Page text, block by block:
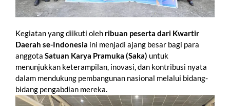
Kegiatan yang diikuti oleh ribuan peserta dari Kwartir
Daerah se-Indonesia ini menjadi ajang besar bagi para
anggota Satuan Karya Pramuka (Saka) untuk
menunjukkan keterampilan, inovasi, dan kontribusi nyata
dalam mendukung pembangunan nasional melalui bidang-
bidang pengabdian mereka.